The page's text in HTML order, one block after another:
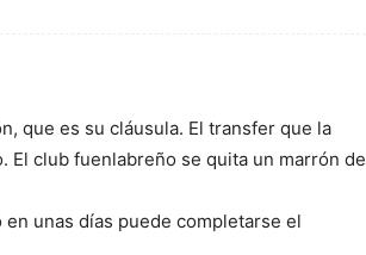
que es su cláusula. El transfer que la
El club fuenlabreño se quita un marrón de
unas días puede completarse el